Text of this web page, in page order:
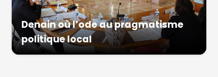
Denain où l’ode au pragmatisme
politique local